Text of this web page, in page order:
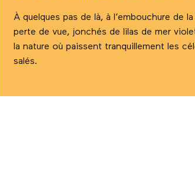
À quelques pas de là, à l’embouchure de
perte de vue, jonchés de lilas de mer
la nature où paissent tranquillement les
salés.